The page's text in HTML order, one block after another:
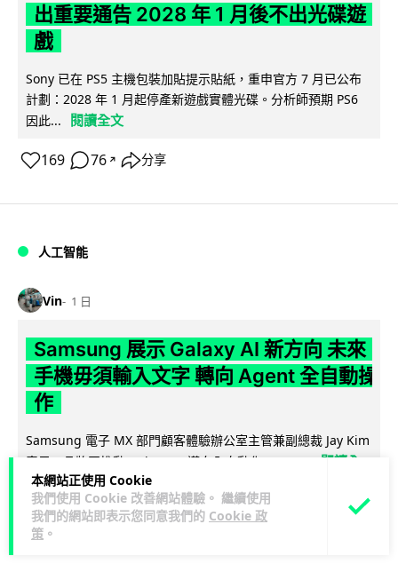
本網站正使用 Cookie
我們使用 Cookie 改善網站體驗。 繼續使用
我們的網站即表示您同意我們的 Cookie 政
策 。
出重要通告 2028 年 1 月後不出光碟遊
戲
Sony 已在 PS5 主機包裝加貼提示貼紙，重申官方 7 月已公布
計劃：2028 年 1 月起停產新遊戲實體光碟。分析師預期 PS6
因此...
閱讀全文
169 76 ↗ 分享
人工智能
Vin 1 日
Samsung 展示 Galaxy AI 新方向 未來
手機毋須輸入文字 轉向 Agent 全自動操
作
Samsung 電子 MX 部門顧客體驗辦公室主管兼副總裁 Jay Kim
表示，品牌正推動 Galaxy AI 邁向全自動化 Agent... 閱讀全
文
27 4↗ 分享